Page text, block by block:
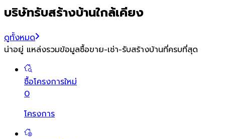
บริษัทรับสร้างบ้านใกล้เคียง
ดูทั้งหมด
น่าอยู่ แหล่งรวมข้อมูลซื้อขาย-เช่า-รับสร้างบ้านที่ครบที่สุด
ซื้อโครงการใหม่
0
โครงการ